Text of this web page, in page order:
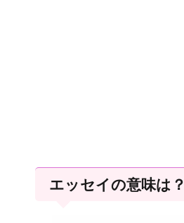
エッセイの意味は？